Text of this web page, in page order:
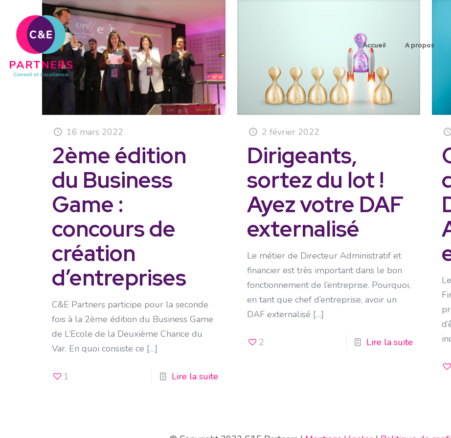
Accueil A propos
16 mars 2022
2ème édition
du Business
Game :
concours de
création
d’entreprises
C&E Partners participe pour la seconde
fois à la 2ème édition du Business Game
de L’Ecole de la Deuxième Chance du
Var. En quoi consiste ce […]
1 Lire la suite
2 février 2022
Dirigeants,
sortez du lot !
Ayez votre DAF
externalisé
Le métier de Directeur Administratif et
financier est très important dans le bon
fonctionnement de l’entreprise. Pourquoi,
en tant que chef d’entreprise, avoir un
DAF externalisé […]
2 Lire la suite